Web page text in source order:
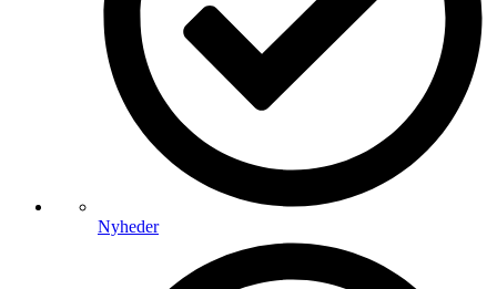
Nyheder